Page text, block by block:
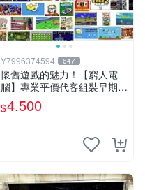
Y7996374594 647
懷舊遊戲的魅力！【窮人電
腦】專業平價代客組裝早期W
indows98/95/DOS遊戲機---
專業首選！
$4,500